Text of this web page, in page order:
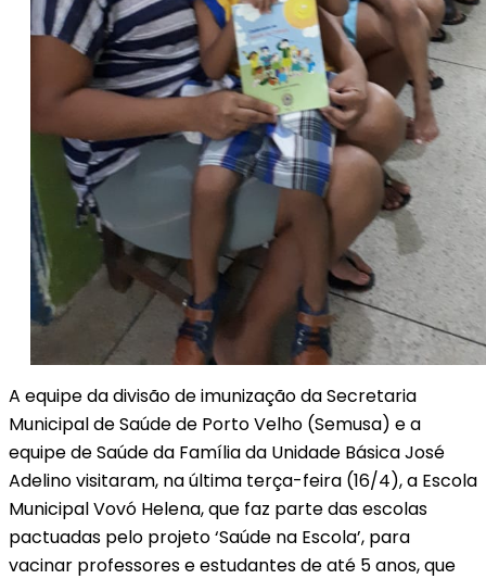
A equipe da divisão de imunização da Secretaria
Municipal de Saúde de Porto Velho (Semusa) e a
equipe de Saúde da Família da Unidade Básica José
Adelino visitaram, na última terça-feira (16/4), a Escola
Municipal Vovó Helena, que faz parte das escolas
pactuadas pelo projeto ‘Saúde na Escola’, para
vacinar professores e estudantes de até 5 anos, que